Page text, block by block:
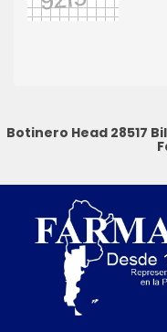
Botinero Head 28517